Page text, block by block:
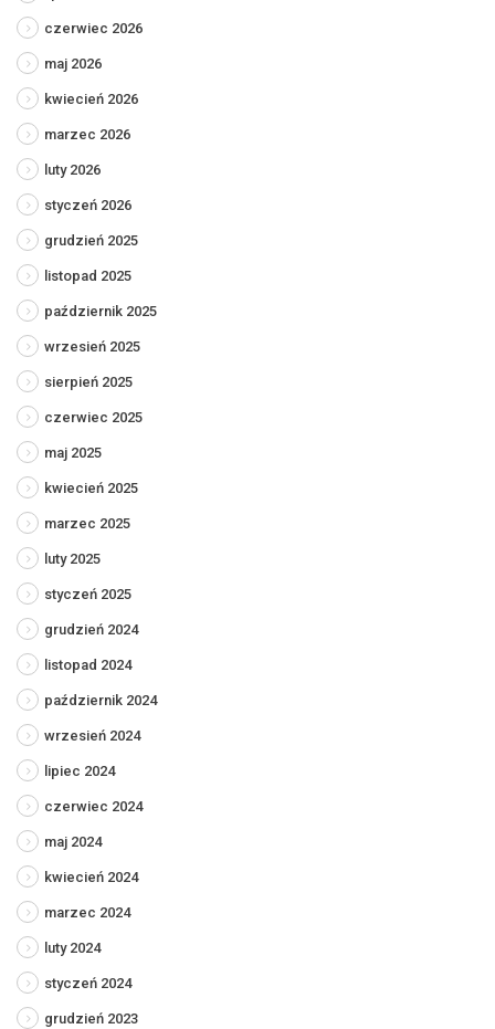
czerwiec 2026
maj 2026
kwiecień 2026
marzec 2026
luty 2026
styczeń 2026
grudzień 2025
listopad 2025
październik 2025
wrzesień 2025
sierpień 2025
czerwiec 2025
maj 2025
kwiecień 2025
marzec 2025
luty 2025
styczeń 2025
grudzień 2024
listopad 2024
październik 2024
wrzesień 2024
lipiec 2024
czerwiec 2024
maj 2024
kwiecień 2024
marzec 2024
luty 2024
styczeń 2024
grudzień 2023